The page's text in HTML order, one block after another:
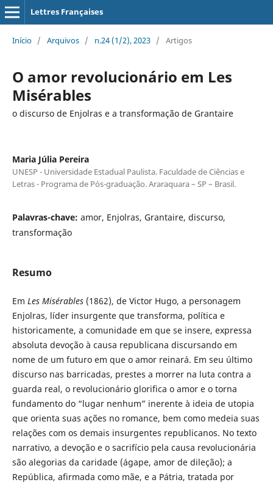
Lettres Françaises
Início / Arquivos / n.24 (1/2), 2023 / Artigos
O amor revolucionário em Les
Misérables
o discurso de Enjolras e a transformação de Grantaire
Maria Júlia Pereira
UNESP - Universidade Estadual Paulista. Faculdade de Ciências e
Letras - Programa de Pós-graduação. Araraquara – SP – Brasil.
Palavras-chave: amor, Enjolras, Grantaire, discurso,
transformação
Resumo
Em Les Misérables(1862), de Victor Hugo, a personagem
Enjolras, líder insurgente que transforma, política e
historicamente, a comunidade em que se insere, expressa
absoluta devoção à causa republicana discursando em
nome de um futuro em que o amor reinará. Em seu último
discurso nas barricadas, prestes a morrer na luta contra a
guarda real, o revolucionário glorifica o amor e o torna
fundamento do “lugar nenhum” inerente à ideia de utopia
que orienta suas ações no romance, bem como medeia suas
relações com os demais insurgentes republicanos. No texto
narrativo, a devoção e o sacrifício pela causa revolucionária
são alegorias da caridade (ágape, amor de dileção); a
República, afirmada como mãe, e a Pátria, tratada por